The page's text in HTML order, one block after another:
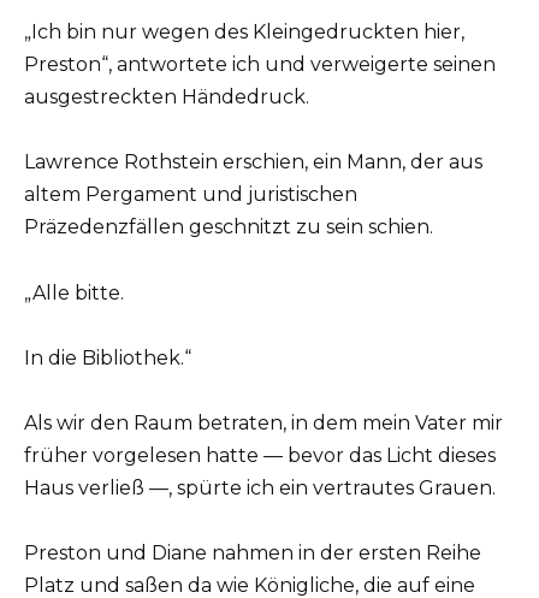
„Ich bin nur wegen des Kleingedruckten hier,
Preston“, antwortete ich und verweigerte seinen
ausgestreckten Händedruck.
Lawrence Rothstein erschien, ein Mann, der aus
altem Pergament und juristischen
Präzedenzfällen geschnitzt zu sein schien.
„Alle bitte.
In die Bibliothek.“
Als wir den Raum betraten, in dem mein Vater mir
früher vorgelesen hatte — bevor das Licht dieses
Haus verließ —, spürte ich ein vertrautes Grauen.
Preston und Diane nahmen in der ersten Reihe
Platz und saßen da wie Königliche, die auf eine